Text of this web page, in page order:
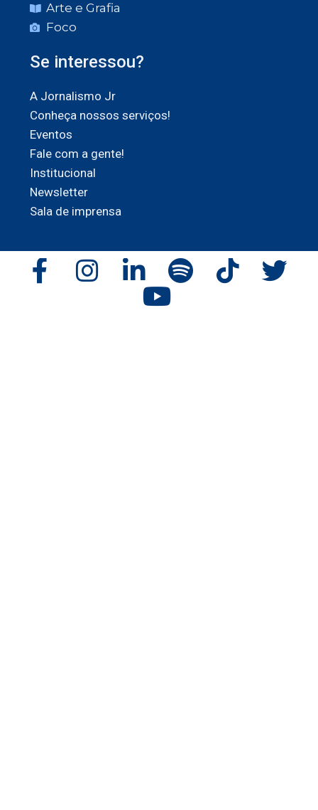
Arte e Grafia
Foco
Se interessou?
A Jornalismo Jr
Conheça nossos serviços!
Eventos
Fale com a gente!
Institucional
Newsletter
Sala de imprensa